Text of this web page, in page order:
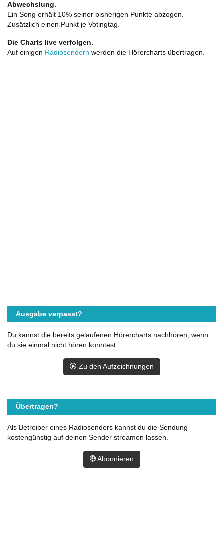
Abwechslung.
Ein Song erhält 10% seiner bisherigen Punkte abzogen.
Zusätzlich einen Punkt je Votingtag.
Die Charts live verfolgen.
Auf einigen Radiosendern werden die Hörercharts übertragen.
Ausgabe verpasst?
Du kannst die bereits gelaufenen Hörercharts nachhören, wenn
du sie einmal nicht hören konntest.
Zu den Aufzeichnungen
Übertragen?
Als Betreiber eines Radiosenders kannst du die Sendung
kostengünstig auf deinen Sender streamen lassen.
Abonnieren